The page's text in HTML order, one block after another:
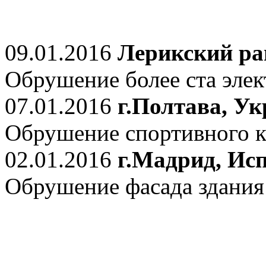
09.01.2016 Лерикский
Обрушение более ста
07.01.2016 г.Полтава,
Обрушение спортивного
02.01.2016 г.Мадрид,
Обрушение фасада